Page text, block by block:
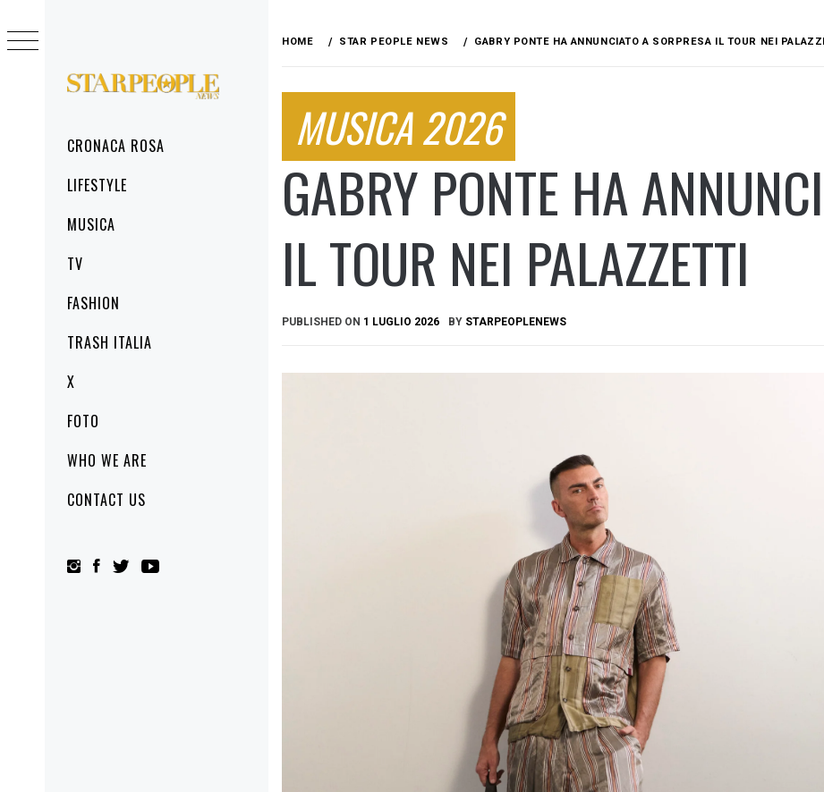
STARPEOPLENEWS
MenuCRONACA ROSA
LIFESTYLE
MUSICA
TV
FASHION
TRASH ITALIA
X
FOTO
WHO WE ARE
CONTACT US
to
content
HOME STAR PEOPLE NEWS GABRY PONTE HA ANNUNCIATO A SORPRESA IL TOUR NEI
MUSICA 2026
GABRY PONTE HA
IL TOUR NEI PALAZZETTI
PUBLISHED ON 1 LUGLIO 2026 BY STARPEOPLENEWS